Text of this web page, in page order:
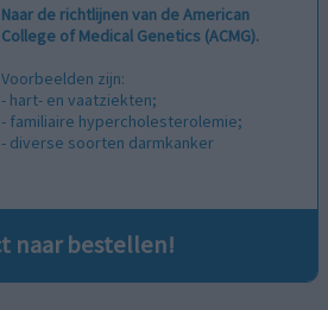
Naar de richtlijnen van de American
College of Medical Genetics (ACMG).
Voorbeelden zijn:
- hart- en vaatziekten;
- familiaire hypercholesterolemie;
- diverse soorten darmkanker